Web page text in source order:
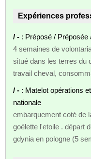
Expériences
/ - : Préposé / Préposée
4 semaines de
situé dans les terres du
travail cheval,
/ - : Matelot opérations
nationale
embarquement coté de
goélette l'etoile . départ
gdynia en pologne (5